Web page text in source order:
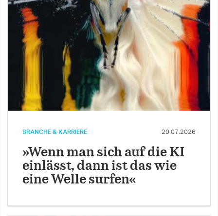
BRANCHE & KARRIERE 20.07.2026
»Wenn man sich auf die KI
einlässt, dann ist das wie
eine Welle surfen«